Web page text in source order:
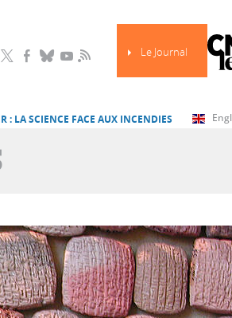
Le Journal
RSS
: LA SCIENCE FACE AUX INCENDIES